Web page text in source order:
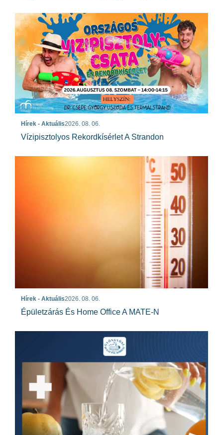
Hírek - Aktuális2026. 08. 06.
Vízipisztolyos Rekordkísérlet A Strandon
Hírek - Aktuális2026. 08. 06.
Épületzárás És Home Office A MATE-N